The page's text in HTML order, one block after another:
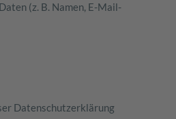
(z. B. Namen, E-Mail-
Datenschutzerklärung